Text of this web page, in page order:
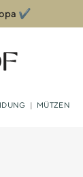
✔️
| MÜTZEN